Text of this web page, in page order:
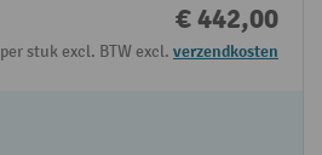
€ 442,00
per stuk excl. BTW excl. verzendkosten